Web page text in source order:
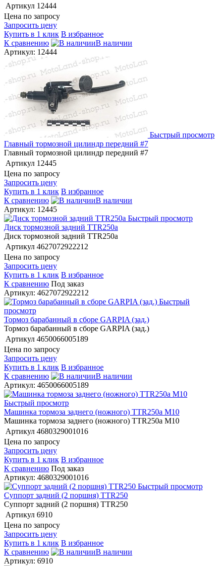
Артикул 12444
Цена по запросу
Запросить цену
Купить в 1 клик В избранное
К сравнению
В наличии
Артикул: 12444
Быстрый просмотр
Главный тормозной цилиндр передний #7
Главный тормозной цилиндр передний #7
Артикул 12445
Цена по запросу
Запросить цену
Купить в 1 клик В избранное
К сравнению
В наличии
Артикул: 12445
Быстрый просмотр
Диск тормозной задний TTR250a
Диск тормозной задний TTR250a
Артикул 4627072922212
Цена по запросу
Запросить цену
Купить в 1 клик В избранное
К сравнению Под заказ
Артикул: 4627072922212
Быстрый
просмотр
Тормоз барабанный в сборе GARPIA (зад.)
Тормоз барабанный в сборе GARPIA (зад.)
Артикул 4650066005189
Цена по запросу
Запросить цену
Купить в 1 клик В избранное
К сравнению
В наличии
Артикул: 4650066005189
Быстрый просмотр
Машинка тормоза заднего (ножного) TTR250a M10
Машинка тормоза заднего (ножного) TTR250a M10
Артикул 4680329001016
Цена по запросу
Запросить цену
Купить в 1 клик В избранное
К сравнению Под заказ
Артикул: 4680329001016
Быстрый просмотр
Суппорт задний (2 поршня) TTR250
Суппорт задний (2 поршня) TTR250
Артикул 6910
Цена по запросу
Запросить цену
Купить в 1 клик В избранное
К сравнению
В наличии
Артикул: 6910